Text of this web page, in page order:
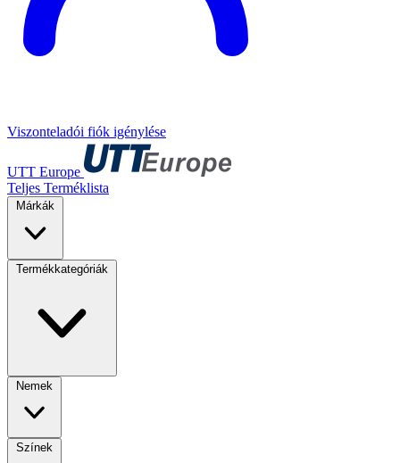
Viszonteladói fiók igénylése
UTT Europe
Teljes Terméklista
Márkák
Termékkategóriák
Nemek
Színek